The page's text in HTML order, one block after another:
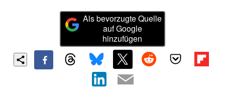
Als bevorzugte Quelle
auf Google
hinzufügen